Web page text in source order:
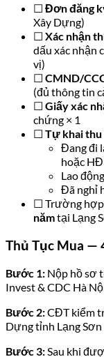
☐ Đơn đăng
Xây Dựng)
☐ Xác nhận
dấu xác nhận
vị)
☐ CMND/
(đủ thông tin
☐ Giấy xác
chứng × 1
☐ Tự khai thu
Đang đi
hoặc
Lao
Đã nghỉ
☐ Trường hợp
nămtại Lạng
Thủ Tục Mua —
Bước 1: Nộp hồ sơ
Invest & CDC Hà
Bước 2:CĐT kiểm
Dựng tỉnh Lạng
Bước 3:Sau khi